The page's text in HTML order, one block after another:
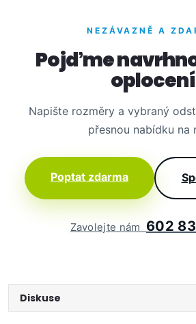
NEZÁVAZNĚ A
Pojďme
oplocení
Napište rozměry a vybraný
přesnou nabídku na
Poptat zdarma
Zavolejte nám 602
Diskuse